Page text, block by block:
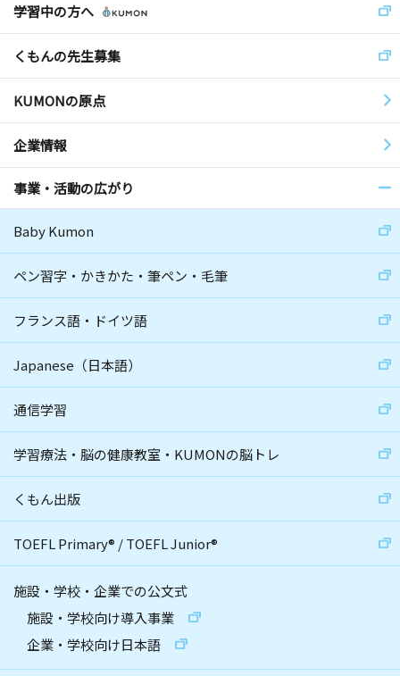
学習中の方へ
くもんの先生募集
KUMONの原点
企業情報
事業・活動の広がり
Baby Kumon
ペン習字・かきかた・筆ペン・毛筆
フランス語・ドイツ語
Japanese（日本語）
通信学習
学習療法・脳の健康教室・KUMONの脳トレ
くもん出版
TOEFL Primary® /TOEFL Junior®
施設・学校・企業での公文式
施設・学校向け導入事業
企業・学校向け日本語